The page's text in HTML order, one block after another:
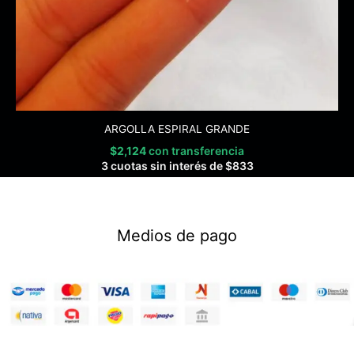
ARGOLLA ESPIRAL GRANDE
$2,124con transferencia
3 cuotas sin interés de$833
Medios de pago